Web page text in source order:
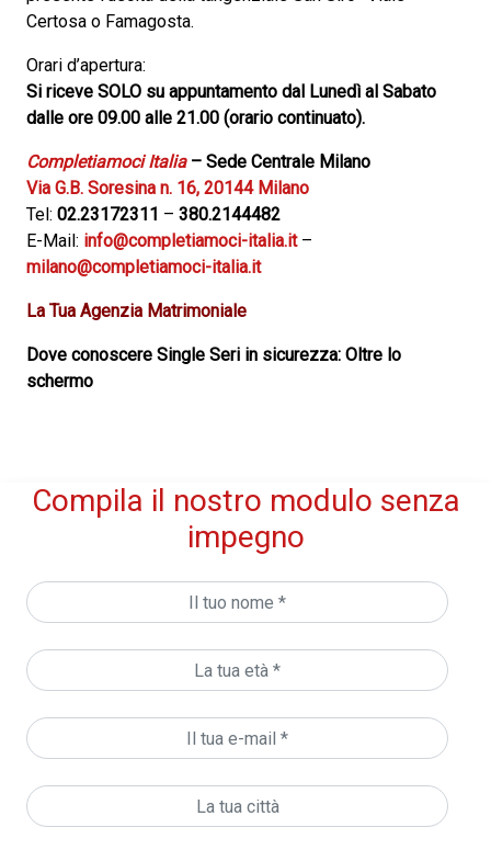
Certosa o Famagosta.
Orari d’apertura:
Si riceve SOLO su appuntamento dal Lunedì al Sabato
dalle ore 09.00 alle 21.00 (orario continuato).
Completiamoci Italia– Sede Centrale Milano
Via G.B. Soresina n. 16, 20144 Milano
Tel: 02.23172311 – 380.2144482
E-Mail: info@completiamoci-italia.it –
milano@completiamoci-italia.it
La Tua Agenzia Matrimoniale
Dove conoscere Single Seri in sicurezza: Oltre lo
schermo
Compila il nostro modulo senza
impegno